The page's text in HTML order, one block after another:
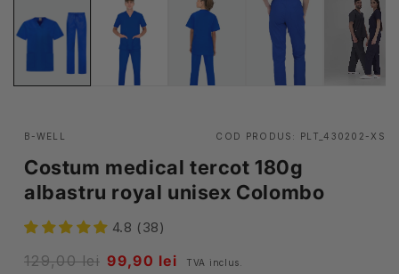
B-WELL COD PRODUS: PLT_430202-XS
Costum medical tercot 180g
albastru royal unisex Colombo
4.8 (38)
Pret
129,00 lei Pret
99,90 lei TVA inclus.